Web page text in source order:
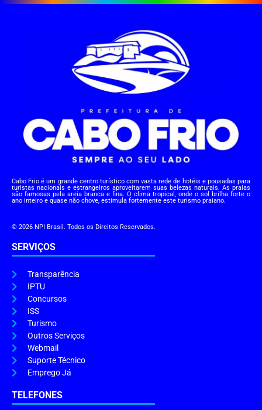
Cabo Frio é um grande centro turístico com vasta rede de hotéis e pousadas para
turistas nacionais e estrangeiros aproveitarem suas belezas naturais. As praias
são famosas pela areia branca e fina. O clima tropical, onde o sol brilha forte o
ano inteiro e quase não chove, estimula fortemente este turismo praiano.
© 2026 NPI Brasil. Todos os Direitos Reservados.
SERVIÇOS
Transparência
IPTU
Concursos
ISS
Turismo
Outros Serviços
Webmail
Suporte Técnico
Emprego Já
TELEFONES